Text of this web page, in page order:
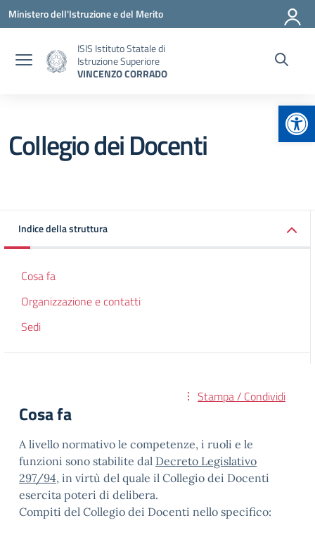
Vai ai contenuti
Vai al menu di navigazione
Vai al footer
Ministero dell'Istruzione e del Merito
ISIS Istituto Statale di
Istruzione Superiore
VINCENZO CORRADO
Collegio dei Docenti
Indice della struttura
Cosa fa
Organizzazione e contatti
Sedi
Stampa / Condividi
Cosa fa
A livello normativo le competenze, i ruoli e le
funzioni sono stabilite dal Decreto Legislativo
297/94, in virtù del quale il Collegio dei Docenti
esercita poteri di delibera.
Compiti del Collegio dei Docenti nello specifico: